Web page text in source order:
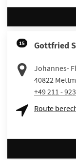
15 Gottfried
Johannes-
40822
+49 211 -
Route